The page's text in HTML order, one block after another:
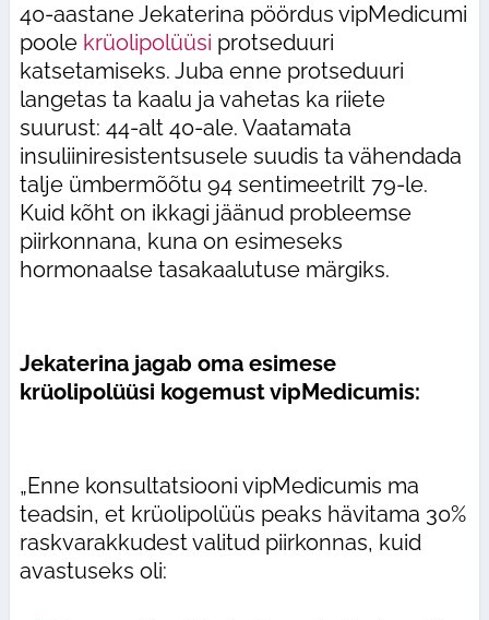
40-aastane Jekaterina pöördus vipMedicumi
poole krüolipolüüsi protseduuri
katsetamiseks. Juba enne protseduuri
langetas ta kaalu ja vahetas ka riiete
suurust: 44-alt 40-ale. Vaatamata
insuliiniresistentsusele suudis ta vähendada
talje ümbermõõtu 94 sentimeetrilt 79-le.
Kuid kõht on ikkagi jäänud probleemse
piirkonnana, kuna on esimeseks
hormonaalse tasakaalutuse märgiks.
Jekaterina jagab oma esimese
krüolipolüüsi kogemust vipMedicumis:
„Enne konsultatsiooni vipMedicumis ma
teadsin, et krüolipolüüs peaks hävitama 30%
raskvarakkudest valitud piirkonnas, kuid
avastuseks oli: